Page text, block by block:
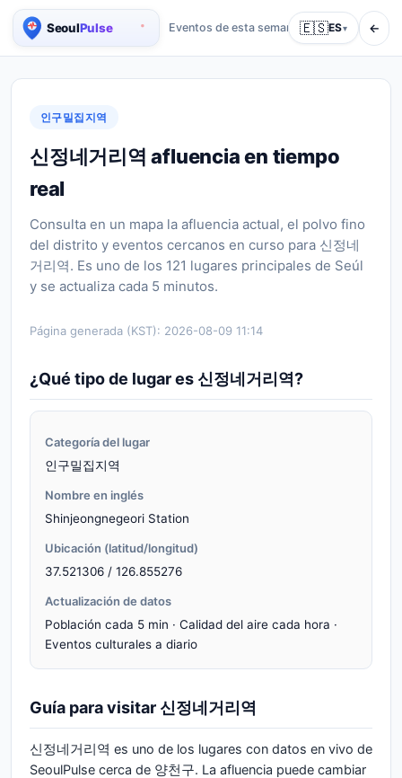
Mapa de población de Seúl en tiempo real
Eventos de esta semana Guías
🇪🇸ES▾ ←
인구밀집지역
신정네거리역 afluencia en tiempo
real
Consulta en un mapa la afluencia actual, el polvo fino
del distrito y eventos cercanos en curso para 신정네
거리역. Es uno de los 121 lugares principales de Seúl
y se actualiza cada 5 minutos.
Página generada (KST): 2026-08-09 11:14
¿Qué tipo de lugar es 신정네거리역?
Categoría del lugar
인구밀집지역
Nombre en inglés
Shinjeongnegeori Station
Ubicación (latitud/longitud)
37.521306 / 126.855276
Actualización de datos
Población cada 5 min · Calidad del aire cada hora ·
Eventos culturales a diario
Guía para visitar 신정네거리역
신정네거리역 es uno de los lugares con datos en vivo de
SeoulPulse cerca de 양천구. La afluencia puede cambiar